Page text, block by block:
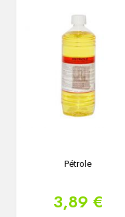
Pétrole
3,89 €